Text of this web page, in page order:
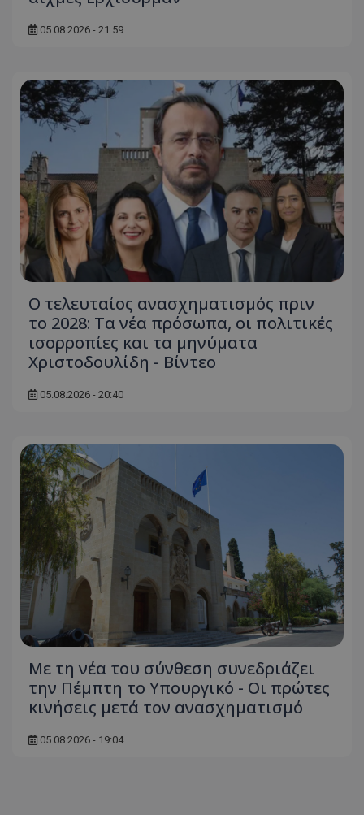
05.08.2026 - 21:59
Ο τελευταίος ανασχηματισμός πριν
το 2028: Τα νέα πρόσωπα, οι πολιτικές
ισορροπίες και τα μηνύματα
Χριστοδουλίδη - Βίντεο
05.08.2026 - 20:40
Με τη νέα του σύνθεση συνεδριάζει
την Πέμπτη το Υπουργικό - Οι πρώτες
κινήσεις μετά τον ανασχηματισμό
05.08.2026 - 19:04
του
ποιες
έχουν
_ga_J7RS52TMNC
.tothemaonline.com
1 χρόνος 1
μήνας
Αυτό
από το